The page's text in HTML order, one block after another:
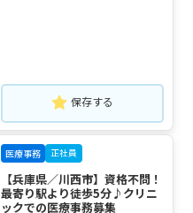
保存する
医療事務 正社員
【兵庫県／川西市】資格不問！
最寄り駅より徒歩5分♪クリニ
ックでの医療事務募集